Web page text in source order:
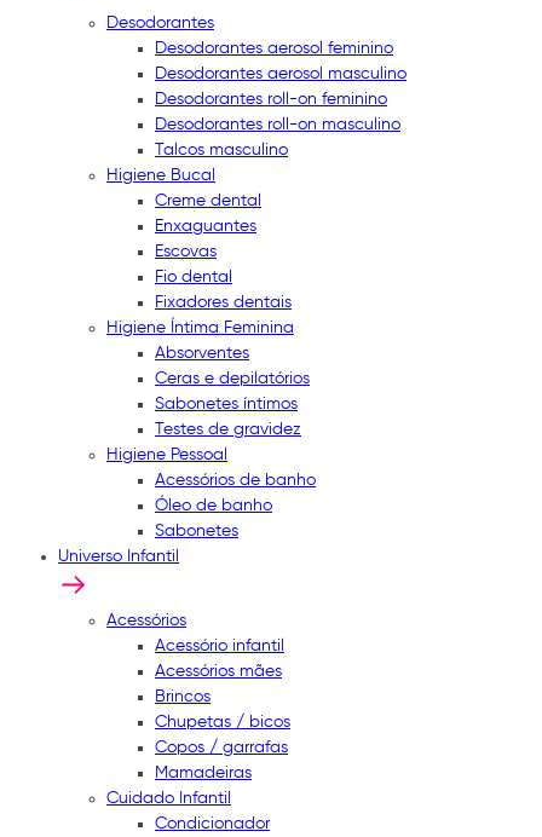
Desodorantes
Desodorantes aerosol feminino
Desodorantes aerosol masculino
Desodorantes roll-on feminino
Desodorantes roll-on masculino
Talcos masculino
Higiene Bucal
Creme dental
Enxaguantes
Escovas
Fio dental
Fixadores dentais
Higiene Íntima Feminina
Absorventes
Ceras e depilatórios
Sabonetes íntimos
Testes de gravidez
Higiene Pessoal
Acessórios de banho
Óleo de banho
Sabonetes
Universo Infantil
Acessórios
Acessório infantil
Acessórios mães
Brincos
Chupetas / bicos
Copos / garrafas
Mamadeiras
Cuidado Infantil
Condicionador